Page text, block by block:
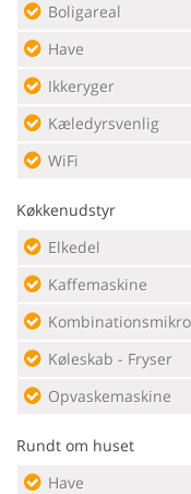
Boligareal
Have
Ikkeryger
Kæledyrsvenlig
WiFi
Køkkenudstyr
Elkedel
Kaffemaskine
Køleskab - Fryser
Opvaskemaskine
Rundt om huset
Have